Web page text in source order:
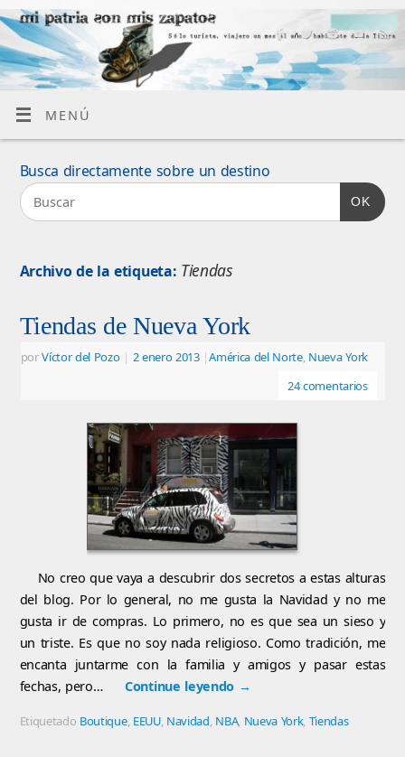
MENÚ
Busca directamente sobre un destino
OK
Archivo de la etiqueta: Tiendas
Tiendas de Nueva York
porVíctor del Pozo | 2 enero 2013 |América del Norte, Nueva York
24 comentarios
No creo que vaya a descubrir dos secretos a estas alturas
del blog. Por lo general, no me gusta la Navidad y no me
gusta ir de compras. Lo primero, no es que sea un sieso y
un triste. Es que no soy nada religioso. Como tradición, me
encanta juntarme con la familia y amigos y pasar estas
fechas, pero…
Continue leyendo →
Etiquetado Boutique, EEUU, Navidad, NBA, Nueva York, Tiendas